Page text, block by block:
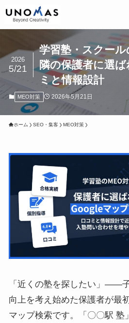
学習塾・スクー
隣の保護者に選
ミと情報設計
2026
5/21
MEO対策 2026年5月21日
ホーム SEO・集客 MEO対策
「近くの塾を探したい」——
向上を考え始めた保護者が最
マップ検索です。「〇〇駅 塾